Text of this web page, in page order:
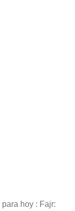
hoy : Fajr: